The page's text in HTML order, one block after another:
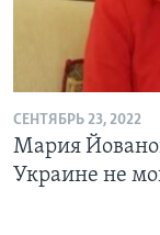
СЕНТЯБРЬ 23, 2022
Мария
Украине не